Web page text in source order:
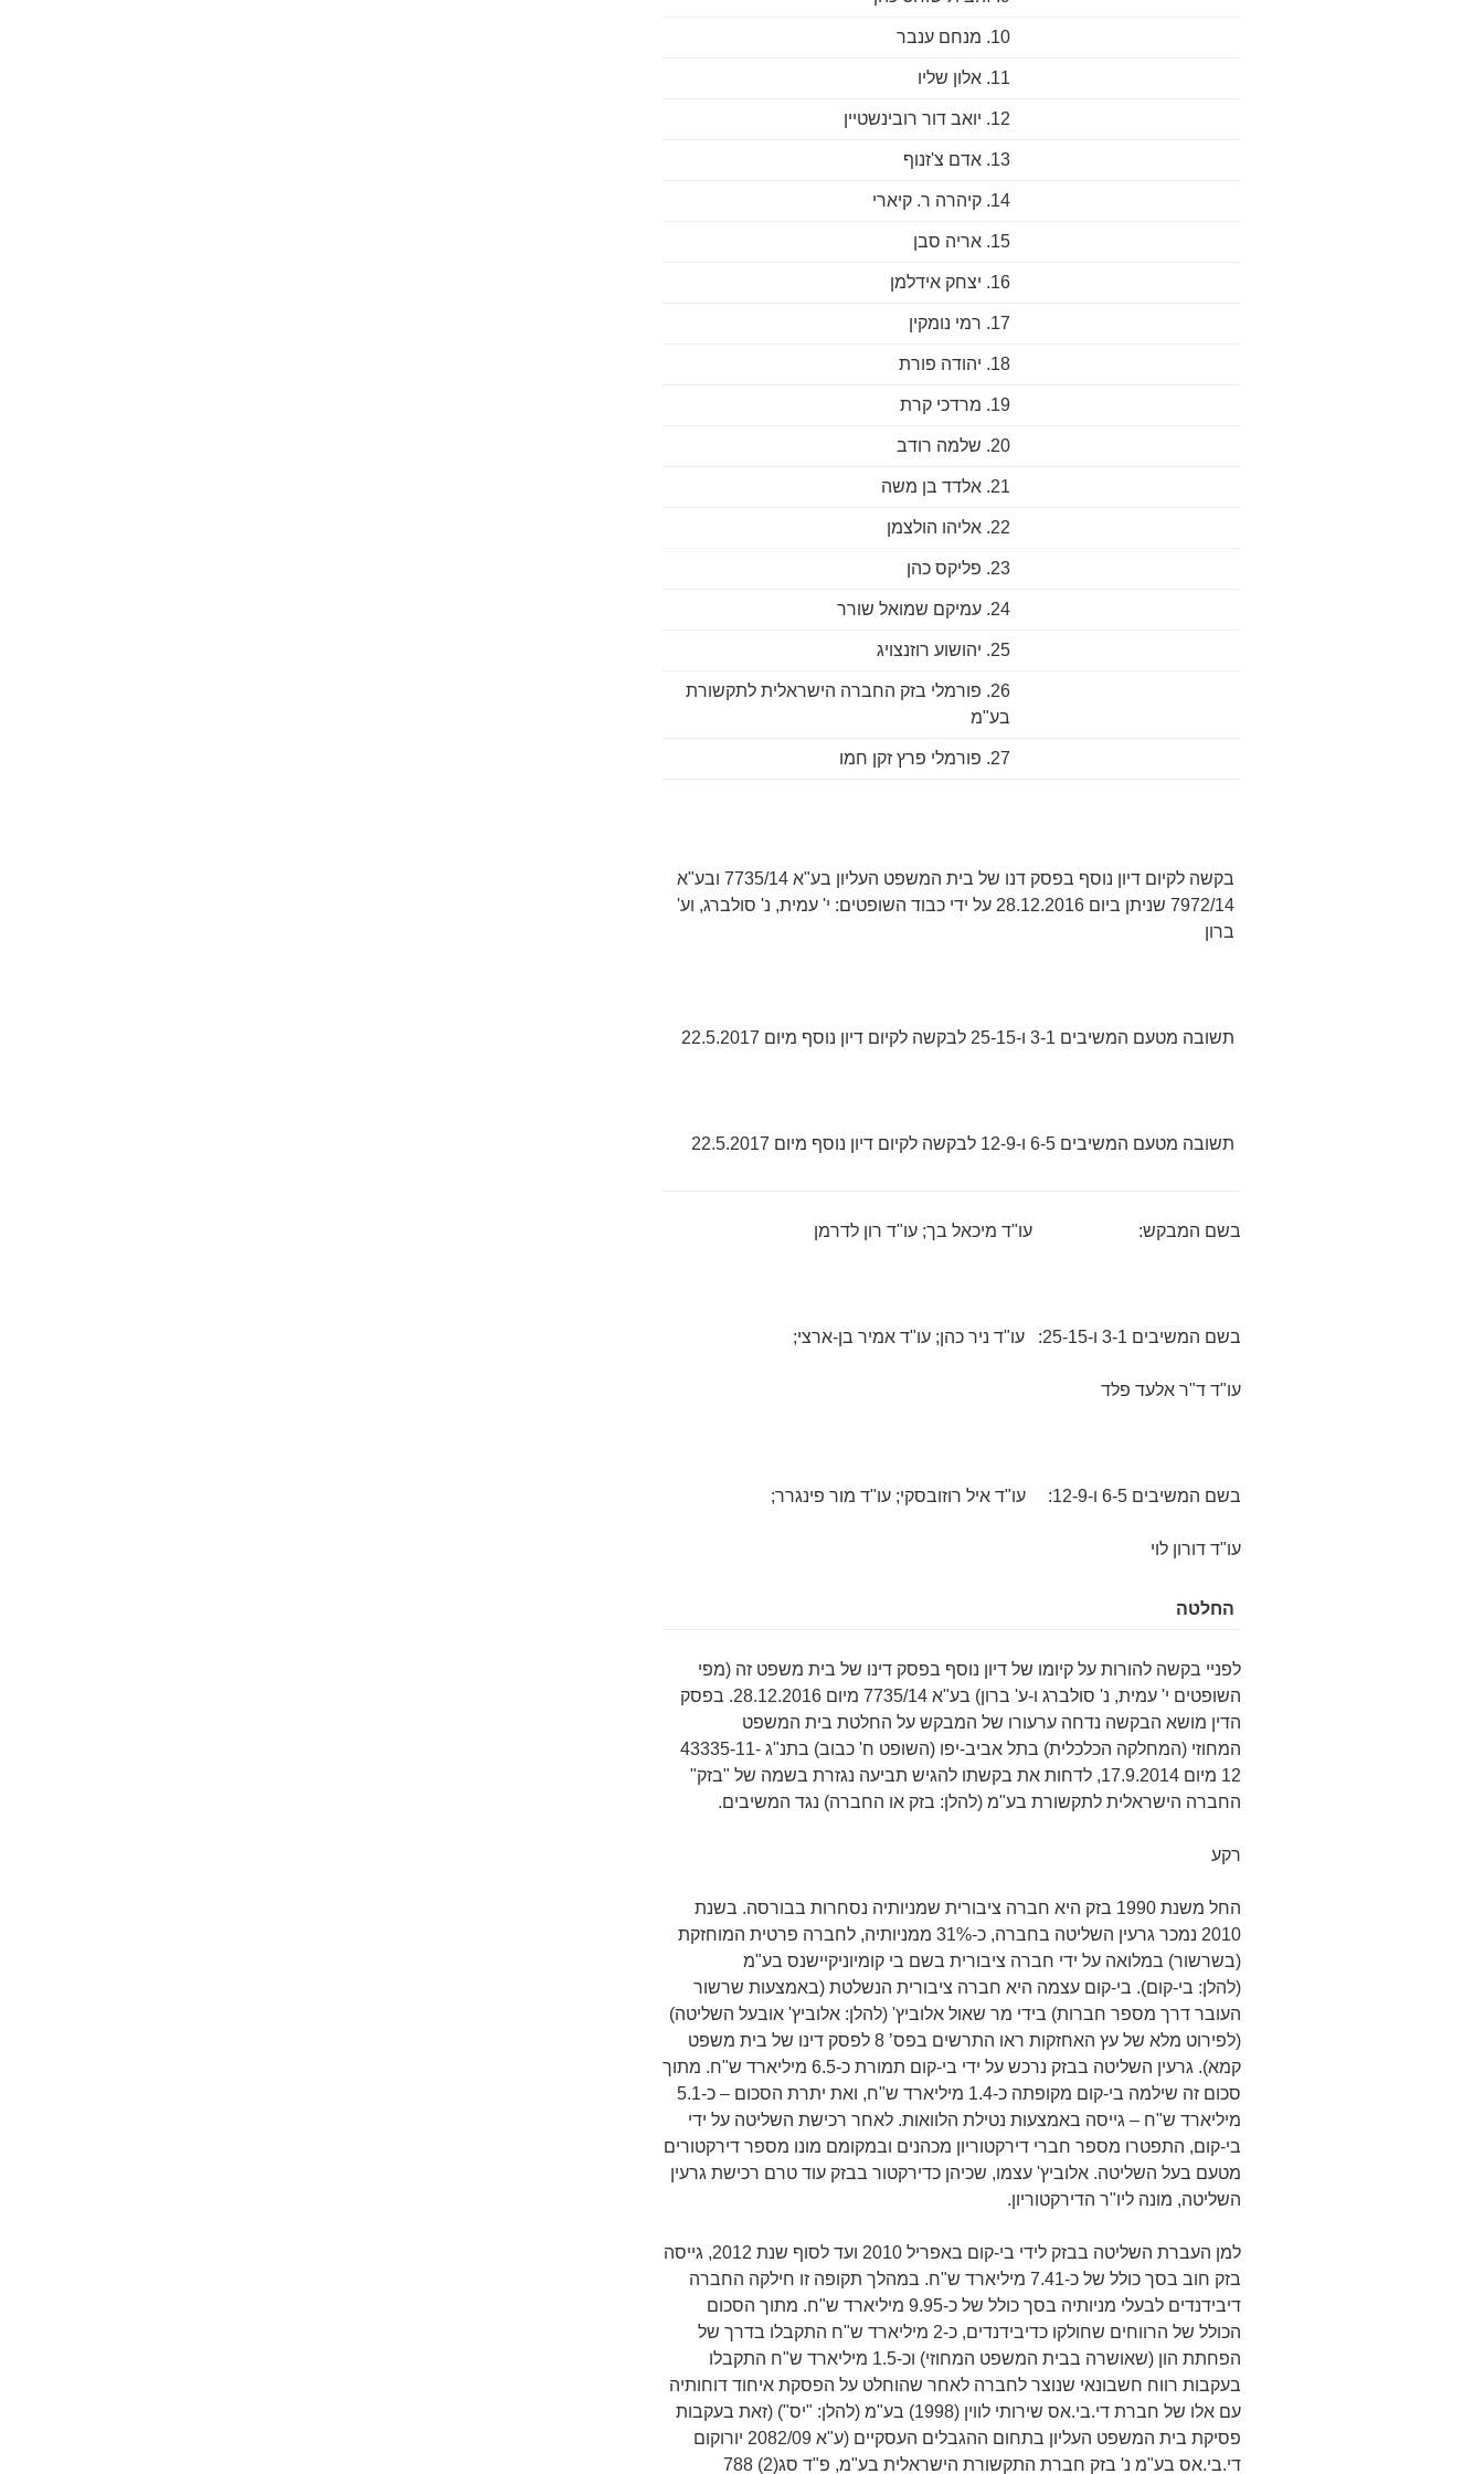
10. מנחם ענבר
11. אלון שליו
12. יואב דור רובינשטיין
13. אדם צ'זנוף
14. קיהרה ר. קיארי
15. אריה סבן
16. יצחק אידלמן
17. רמי נומקין
18. יהודה פורת
19. מרדכי קרת
20. שלמה רודב
21. אלדד בן משה
22. אליהו הולצמן
23. פליקס כהן
24. עמיקם שמואל שורר
25. יהושוע רוזנצויג
26. פורמלי בזק החברה הישראלית לתקשורת
בע"מ
27. פורמלי פרץ זקן חמו
בקשה לקיום דיון נוסף בפסק דנו של בית המשפט העליון בע"א 7735/14 ובע"א
7972/14 שניתן ביום 28.12.2016 על ידי כבוד השופטים: י' עמית, נ' סולברג, וע'
ברון
תשובה מטעם המשיבים 3-1 ו-25-15 לבקשה לקיום דיון נוסף מיום 22.5.2017
תשובה מטעם המשיבים 6-5 ו-12-9 לבקשה לקיום דיון נוסף מיום 22.5.2017
בשם המבקש: עו"ד מיכאל בך; עו"ד רון לדרמן
בשם המשיבים 3-1 ו-25-15: עו"ד ניר כהן; עו"ד אמיר בן-ארצי;
עו"ד ד"ר אלעד פלד
בשם המשיבים 6-5 ו-12-9: עו"ד איל רוזובסקי; עו"ד מור פינגרר;
עו"ד דורון לוי
החלטה
לפניי בקשה להורות על קיומו של דיון נוסף בפסק דינו של בית משפט זה (מפי
השופטים י' עמית, נ' סולברג ו-ע' ברון) בע"א 7735/14 מיום 28.12.2016. בפסק
הדין מושא הבקשה נדחה ערעורו של המבקש על החלטת בית המשפט
המחוזי (המחלקה הכלכלית) בתל אביב-יפו (השופט ח' כבוב) בתנ"ג 43335-11-
12 מיום 17.9.2014, לדחות את בקשתו להגיש תביעה נגזרת בשמה של "בזק"
החברה הישראלית לתקשורת בע"מ (להלן: בזק או החברה) נגד המשיבים.
רקע
החל משנת 1990 בזק היא חברה ציבורית שמניותיה נסחרות בבורסה. בשנת
2010 נמכר גרעין השליטה בחברה, כ-31% ממניותיה, לחברה פרטית המוחזקת
(בשרשור) במלואה על ידי חברה ציבורית בשם בי קומיוניקיישנס בע"מ
(להלן: בי-קום). בי-קום עצמה היא חברה ציבורית הנשלטת (באמצעות שרשור
העובר דרך מספר חברות) בידי מר שאול אלוביץ' (להלן: אלוביץ' אובעל השליטה)
(לפירוט מלא של עץ האחזקות ראו התרשים בפס’ 8 לפסק דינו של בית משפט
קמא). גרעין השליטה בבזק נרכש על ידי בי-קום תמורת כ-6.5 מיליארד ש"ח. מתוך
סכום זה שילמה בי-קום מקופתה כ-1.4 מיליארד ש"ח, ואת יתרת הסכום – כ-5.1
מיליארד ש"ח – גייסה באמצעות נטילת הלוואות. לאחר רכישת השליטה על ידי
בי-קום, התפטרו מספר חברי דירקטוריון מכהנים ובמקומם מונו מספר דירקטורים
מטעם בעל השליטה. אלוביץ' עצמו, שכיהן כדירקטור בבזק עוד טרם רכישת גרעין
השליטה, מונה ליו"ר הדירקטוריון.
למן העברת השליטה בבזק לידי בי-קום באפריל 2010 ועד לסוף שנת 2012, גייסה
בזק חוב בסך כולל של כ-7.41 מיליארד ש"ח. במהלך תקופה זו חילקה החברה
דיבידנדים לבעלי מניותיה בסך כולל של כ-9.95 מיליארד ש"ח. מתוך הסכום
הכולל של הרווחים שחולקו כדיבידנדים, כ-2 מיליארד ש"ח התקבלו בדרך של
הפחתת הון (שאושרה בבית המשפט המחוזי) וכ-1.5 מיליארד ש"ח התקבלו
בעקבות רווח חשבונאי שנוצר לחברה לאחר שהוחלט על הפסקת איחוד דוחותיה
עם אלו של חברת די.בי.אס שירותי לווין (1998) בע"מ (להלן: "יס") (זאת בעקבות
פסיקת בית המשפט העליון בתחום ההגבלים העסקיים (ע"א 2082/09 יורוקום
די.בי.אס בע"מ נ' בזק חברת התקשורת הישראלית בע"מ, פ"ד סג(2) 788